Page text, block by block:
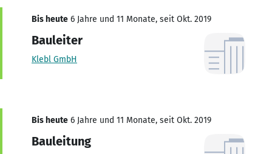
Bis heute 6 Jahre und 11 Monate, seit Okt. 2019
Bauleiter
Klebl GmbH
Bis heute 6 Jahre und 11 Monate, seit Okt. 2019
Bauleitung